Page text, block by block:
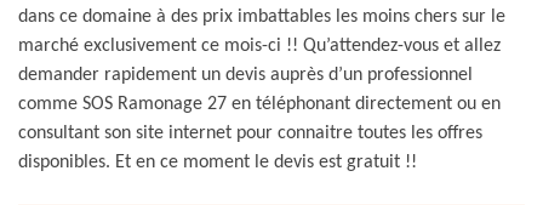
dans ce domaine à des prix imbattables les moins chers sur le
marché exclusivement ce mois-ci !! Qu’attendez-vous et allez
demander rapidement un devis auprès d’un professionnel
comme SOS Ramonage 27 en téléphonant directement ou en
consultant son site internet pour connaitre toutes les offres
disponibles. Et en ce moment le devis est gratuit !!